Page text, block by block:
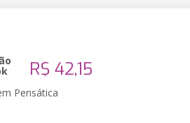
R$ 42,15
Pensática